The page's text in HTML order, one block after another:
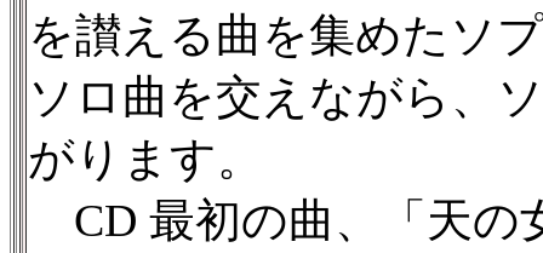
を讃える曲を集めたソ
ソロ曲を交えながら、
がります。
CD 最初の曲、「天の